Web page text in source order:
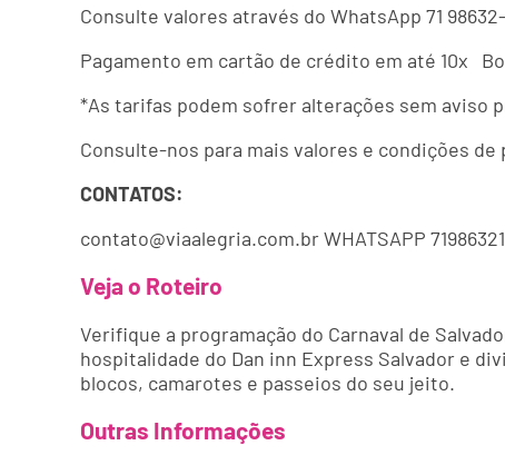
Consulte valores através do WhatsApp 71 98632-
Pagamento em cartão de crédito em até 10x
*As tarifas podem sofrer alterações sem aviso
Consulte-nos para mais valores e condições de
CONTATOS:
contato@viaalegria.com.br WHATSAPP
Veja o Roteiro
Verifique a programação do Carnaval de
hospitalidade do Dan inn Express Salvador e
blocos, camarotes e passeios do seu jeito.
Outras Informações